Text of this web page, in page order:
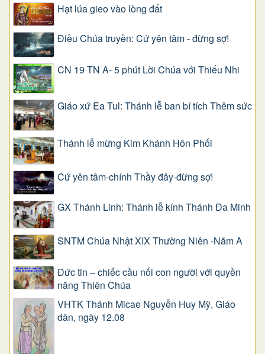
Hạt lúa gieo vào lòng đất
Điều Chúa truyền: Cứ yên tâm - đừng sợ!
CN 19 TN A- 5 phút Lời Chúa với Thiếu Nhi
Giáo xứ Ea Tul: Thánh lễ ban bí tích Thêm sức
Thánh lễ mừng Kim Khánh Hôn Phối
Cứ yên tâm-chính Thầy đây-đừng sợ!
GX Thánh Linh: Thánh lễ kính Thánh Đa Minh
SNTM Chúa Nhật XIX Thường Niên -Năm A
Đức tin – chiếc cầu nối con người với quyền
năng Thiên Chúa
VHTK Thánh Micae Nguyễn Huy Mỹ, Giáo
dân, ngày 12.08